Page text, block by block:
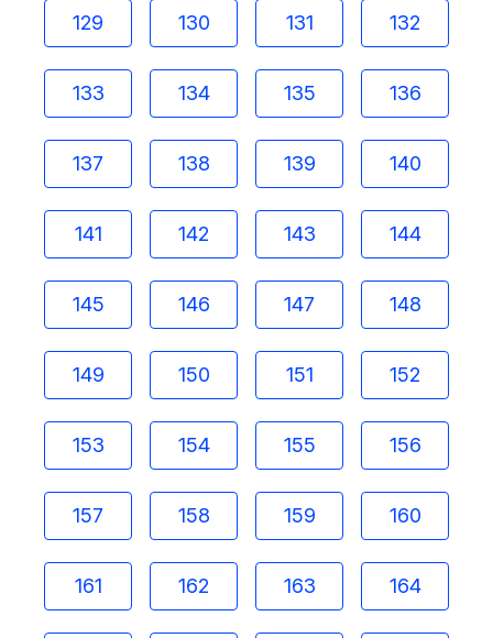
129 130 131 132
133 134 135 136
137 138 139 140
141 142 143 144
145 146 147 148
149 150 151 152
153 154 155 156
157 158 159 160
161 162 163 164